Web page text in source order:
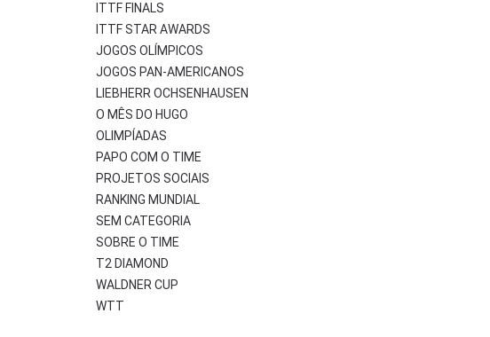
ITTF FINALS
ITTF STAR AWARDS
JOGOS OLÍMPICOS
JOGOS PAN-AMERICANOS
LIEBHERR OCHSENHAUSEN
O MÊS DO HUGO
OLIMPÍADAS
PAPO COM O TIME
PROJETOS SOCIAIS
RANKING MUNDIAL
SEM CATEGORIA
SOBRE O TIME
T2 DIAMOND
WALDNER CUP
WTT